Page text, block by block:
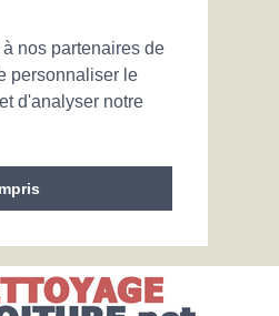
nos partenaires de
personnaliser le
d'analyser notre